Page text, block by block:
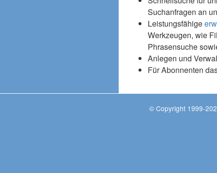
Suchanfragen an
Leistungsfähige
Werkzeugen, wie
Phrasensuche
Anlegen und
Für Abonnenten
© Copyright 1999-